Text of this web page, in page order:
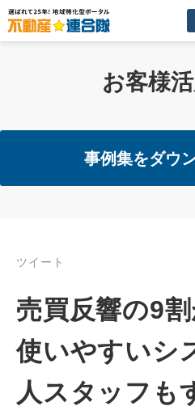
入会後のサポート
お客様
事例集をダウ
ツイート
売買反響の9割
使いやすいシ
人スタッフも